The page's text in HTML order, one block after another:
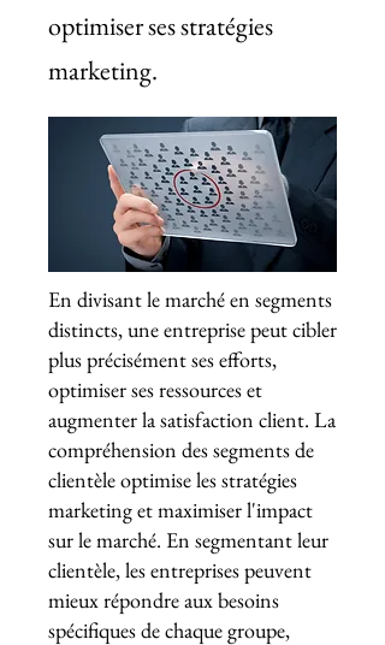
optimiser ses stratégies
marketing.
En divisant le marché en segments
distincts, une entreprise peut cibler
plus précisément ses efforts,
optimiser ses ressources et
augmenter la satisfaction client. La
compréhension des segments de
clientèle optimise les stratégies
marketing et maximiser l'impact
sur le marché. En segmentant leur
clientèle, les entreprises peuvent
mieux répondre aux besoins
spécifiques de chaque groupe,